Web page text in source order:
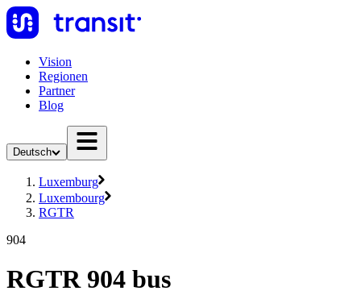
Vision
Regionen
Partner
Blog
Deutsch
Luxemburg
Luxembourg
RGTR
904
RGTR 904 bus